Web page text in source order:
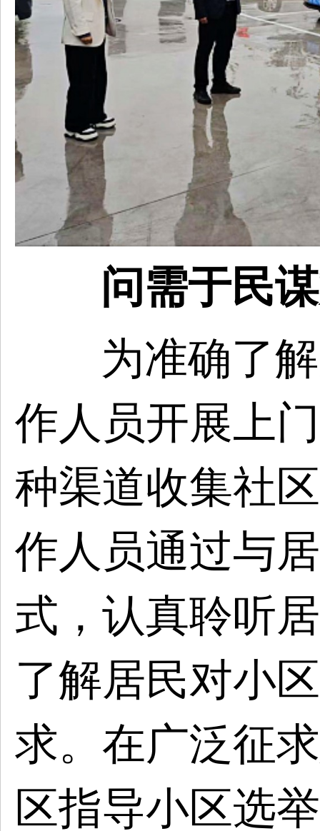
问需于民
为准确了
作人员开展上
种渠道收集社
作人员通过与
式，认真聆听
了解居民对小
求。在广泛征
区指导小区选